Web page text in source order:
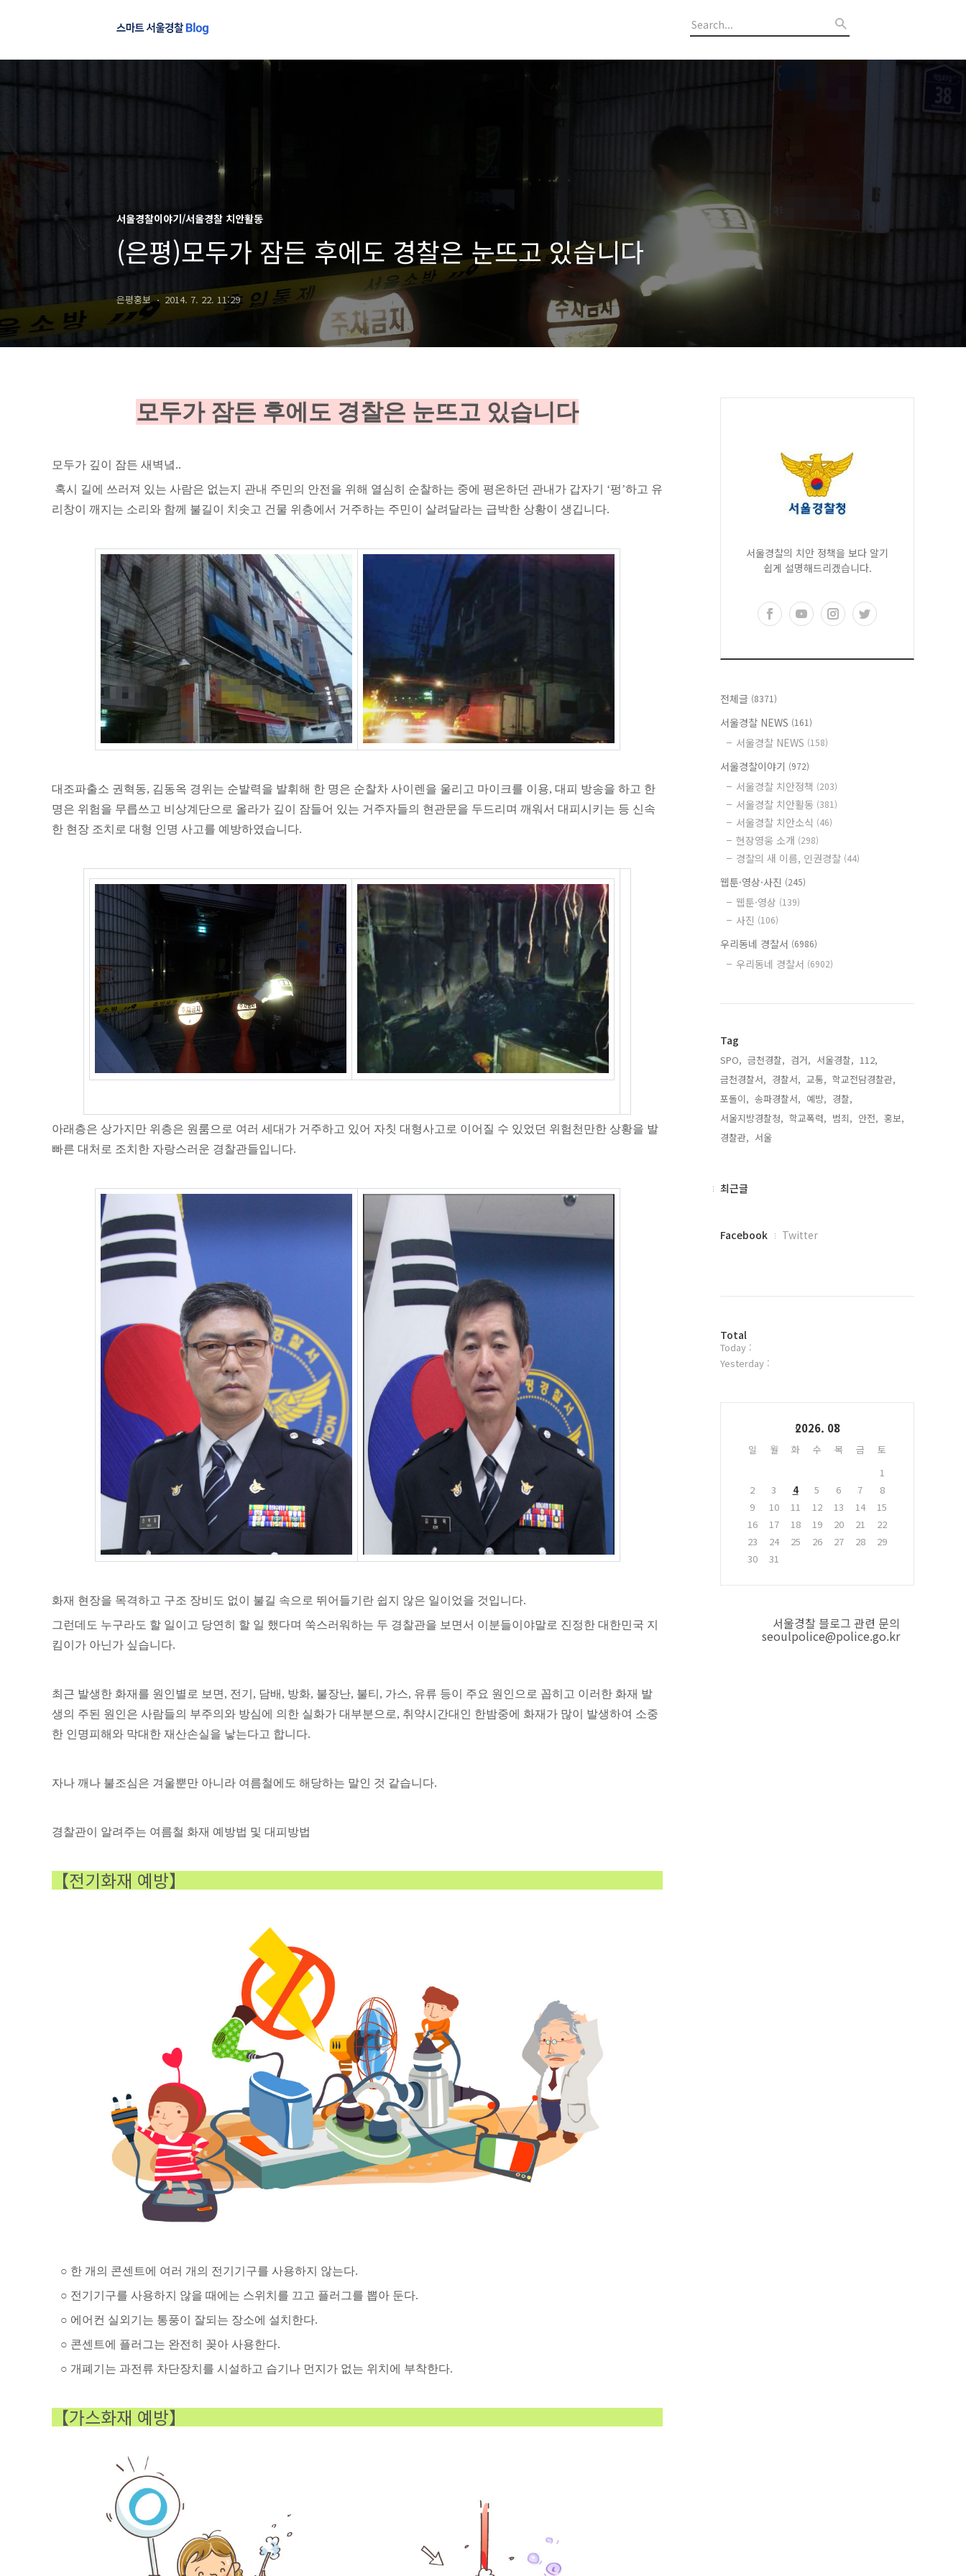
서울경찰이야기/서울경찰 치안활동
(은평)모두가 잠든 후에도 경찰은 눈뜨고 있습니다
은평홍보 2014. 7. 22. 11:29
모두가 잠든 후에도 경찰은 눈뜨고 있습니다
모두가 깊이 잠든 새벽녘..
혹시 길에 쓰러져 있는 사람은 없는지 관내 주민의 안전을 위해 열심히 순찰하는 중에 평온하던 관내가 갑자기 ‘펑’하고 유
리창이 깨지는 소리와 함께 불길이 치솟고 건물 위층에서 거주하는 주민이 살려달라는 급박한 상황이 생깁니다.
대조파출소 권혁동, 김동옥 경위는 순발력을 발휘해 한 명은 순찰차 사이렌을 울리고 마이크를 이용, 대피 방송을 하고 한
명은 위험을 무릅쓰고 비상계단으로 올라가 깊이 잠들어 있는 거주자들의 현관문을 두드리며 깨워서 대피시키는 등 신속
한 현장 조치로 대형 인명 사고를 예방하였습니다.
아래층은 상가지만 위층은 원룸으로 여러 세대가 거주하고 있어 자칫 대형사고로 이어질 수 있었던 위험천만한 상황을 발
빠른 대처로 조치한 자랑스러운 경찰관들입니다.
화재 현장을 목격하고 구조 장비도 없이 불길 속으로 뛰어들기란 쉽지 않은 일이었을 것입니다.
그런데도 누구라도 할 일이고 당연히 할 일 했다며 쑥스러워하는 두 경찰관을 보면서 이분들이야말로 진정한 대한민국 지
킴이가 아닌가 싶습니다.
최근 발생한 화재를 원인별로 보면, 전기, 담배, 방화, 불장난, 불티, 가스, 유류 등이 주요 원인으로 꼽히고 이러한 화재 발
생의 주된 원인은 사람들의 부주의와 방심에 의한 실화가 대부분으로, 취약시간대인 한밤중에 화재가 많이 발생하여 소중
한 인명피해와 막대한 재산손실을 낳는다고 합니다.
자나 깨나 불조심은 겨울뿐만 아니라 여름철에도 해당하는 말인 것 같습니다.
경찰관이 알려주는 여름철 화재 예방법 및 대피방법
【전기화재 예방】
○ 한 개의 콘센트에 여러 개의 전기기구를 사용하지 않는다.
○ 전기기구를 사용하지 않을 때에는 스위치를 끄고 플러그를 뽑아 둔다.
○ 에어컨 실외기는 통풍이 잘되는 장소에 설치한다.
○ 콘센트에 플러그는 완전히 꽂아 사용한다.
○ 개폐기는 과전류 차단장치를 시설하고 습기나 먼지가 없는 위치에 부착한다.
【가스화재 예방】
서울경찰의 치안 정책을 보다 알기
쉽게 설명해드리겠습니다.
전체글 (8371)
서울경찰 NEWS (161)
서울경찰 NEWS (158)
서울경찰이야기 (972)
서울경찰 치안정책 (203)
서울경찰 치안활동 (381)
서울경찰 치안소식 (46)
현장영웅 소개 (298)
경찰의 새 이름, 인권경찰 (44)
웹툰·영상·사진 (245)
웹툰·영상 (139)
사진 (106)
우리동네 경찰서 (6986)
우리동네 경찰서 (6902)
Tag
SPO, 금천경찰, 검거, 서울경찰, 112,
금천경찰서, 경찰서, 교통, 학교전담경찰관,
포돌이, 송파경찰서, 예방, 경찰,
서울지방경찰청, 학교폭력, 범죄, 안전, 홍보,
경찰관, 서울,
최
최근글
페
플
러
그
Facebook Twitter
방
문
자
Total
Today :
Yesterday :
2026. 08
일 월 화 수 목 금
토
1
2
3 4 5 6 7
8
9
10 11 12 13 14
15
16
17 18 19 20 21
22
23
24 25 26 27 28
29
30
31
서울경찰 블로그 관련 문의
seoulpolice@police.go.kr